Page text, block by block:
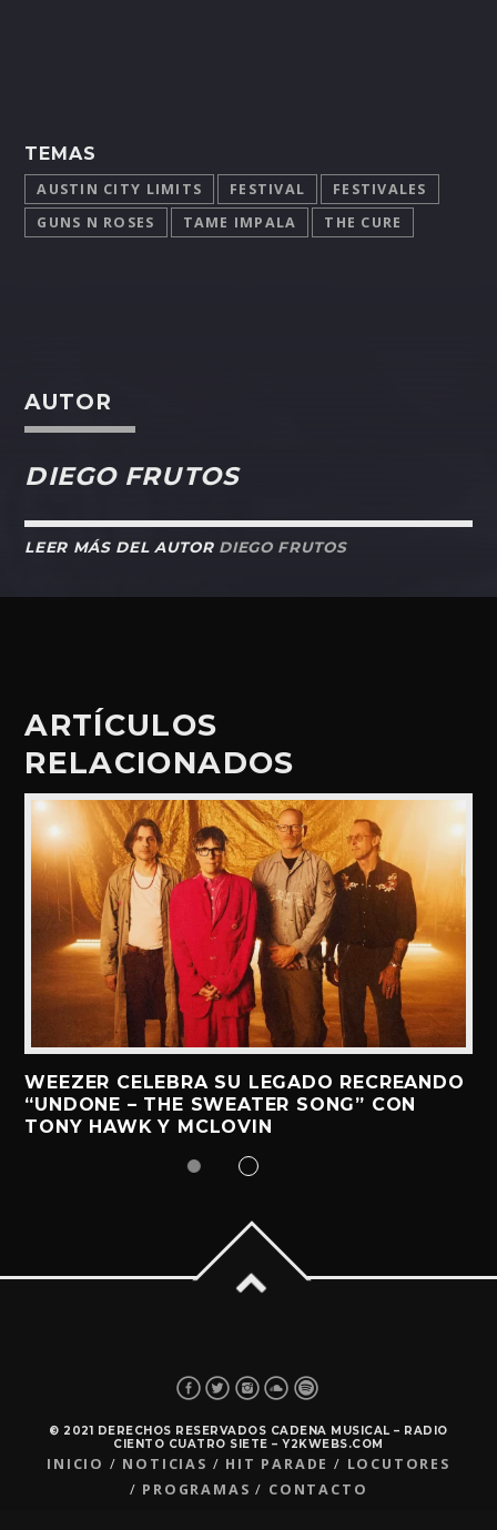
TEMAS
AUSTIN CITY LIMITS FESTIVAL
FESTIVALES
GUNS N ROSES
TAME IMPALA THE CURE
AUTOR
DIEGO FRUTOS
LEER MÁS DEL AUTOR DIEGO FRUTOS
ARTÍCULOS
RELACIONADOS
WEEZER CELEBRA SU LEGADO RECREANDO
“UNDONE – THE SWEATER SONG” CON
TONY HAWK Y MCLOVIN
© 2021 DERECHOS RESERVADOS CADENA MUSICAL – RADIO
CIENTO CUATRO SIETE – Y2KWEBS.COM
INICIO NOTICIAS HIT PARADE
LOCUTORES
PROGRAMAS
CONTACTO